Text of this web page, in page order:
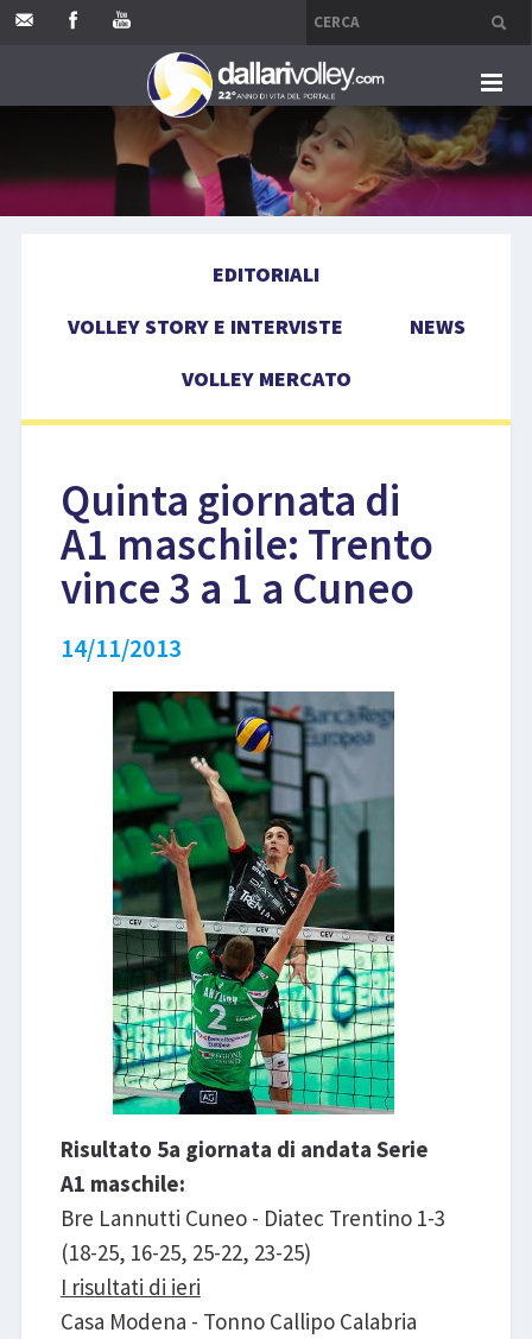
HOME
EVENTI
LIBRI
EDITORIALI
VOLLEY STORY E INTERVISTE
NEWS
VOLLEY MERCATO
Quinta giornata di
A1 maschile: Trento
vince 3 a 1 a Cuneo
14/11/2013
Risultato 5a giornata di andata Serie
A1 maschile:
Bre Lannutti Cuneo - Diatec Trentino 1-3
(18-25, 16-25, 25-22, 23-25)
I risultati di ieri
Casa Modena - Tonno Callipo Calabria